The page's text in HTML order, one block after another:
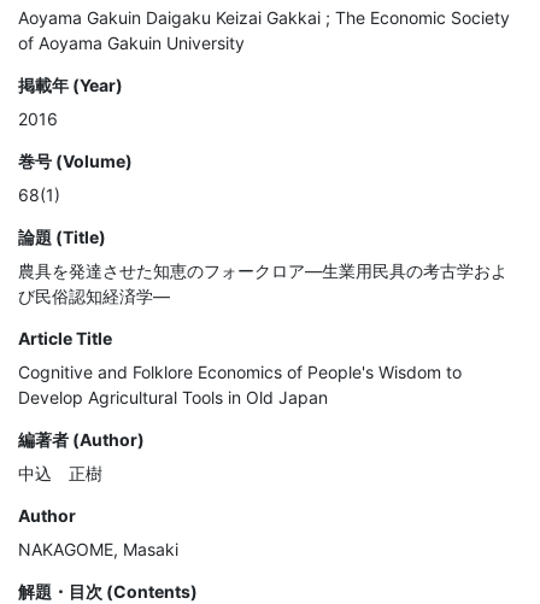
Aoyama Gakuin Daigaku Keizai Gakkai ; The Economic Society
of Aoyama Gakuin University
掲載年 (Year)
2016
巻号 (Volume)
68(1)
論題 (Title)
農具を発達させた知恵のフォークロア―生業用民具の考古学およ
び民俗認知経済学―
Article Title
Cognitive and Folklore Economics of People's Wisdom to
Develop Agricultural Tools in Old Japan
編著者 (Author)
中込 正樹
Author
NAKAGOME, Masaki
解題・目次 (Contents)